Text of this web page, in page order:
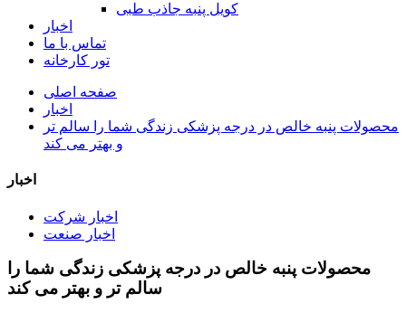
کویل پنبه جاذب طبی
اخبار
تماس با ما
تور کارخانه
صفحه اصلی
اخبار
محصولات پنبه خالص در درجه پزشکی زندگی شما را سالم تر
و بهتر می کند
اخبار
اخبار شرکت
اخبار صنعت
محصولات پنبه خالص در درجه پزشکی زندگی شما را
سالم تر و بهتر می کند